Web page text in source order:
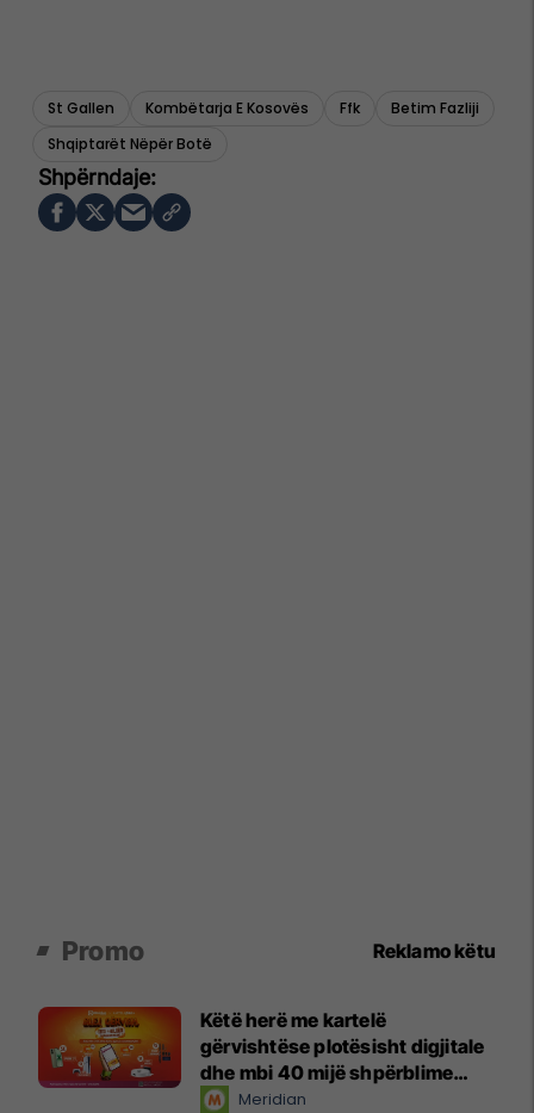
St Gallen Kombëtarja E Kosovës Ffk
Betim Fazliji
Shqiptarët Nëpër Botë
Promo Reklamo këtu
Këtë herë me kartelë
gërvishtëse plotësisht digjitale
dhe mbi 40 mijë shpërblime
instant!Meridian